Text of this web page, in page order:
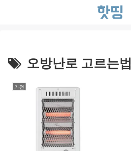
오방난로 고르는법
가전